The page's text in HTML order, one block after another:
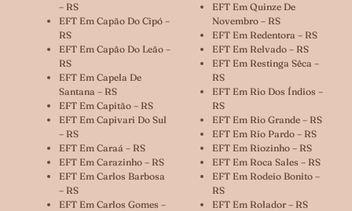
– RS
EFT Em Capão Do Cipó –
RS
EFT Em Capão Do Leão –
RS
EFT Em Capela De
Santana – RS
EFT Em Capitão – RS
EFT Em Capivari Do Sul
– RS
EFT Em Caraá – RS
EFT Em Carazinho – RS
EFT Em Carlos Barbosa
– RS
EFT Em Carlos Gomes –
EFT Em Quinze De
Novembro – RS
EFT Em Redentora – RS
EFT Em Relvado – RS
EFT Em Restinga Sêca –
RS
EFT Em Rio Dos Índios –
RS
EFT Em Rio Grande – RS
EFT Em Rio Pardo – RS
EFT Em Riozinho – RS
EFT Em Roca Sales – RS
EFT Em Rodeio Bonito –
RS
EFT Em Rolador – RS